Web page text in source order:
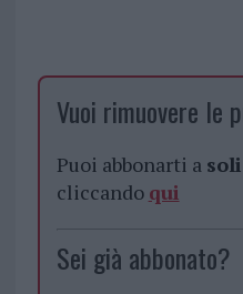
Vuoi rimuovere le
Puoi abbonarti a
cliccando qui
Sei già abbonato?